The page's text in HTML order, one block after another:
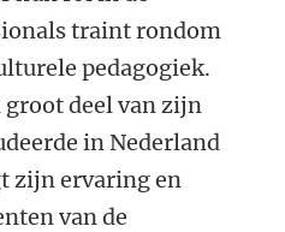
traint rondom
pedagogiek.
groot deel van zijn
in Nederland
zijn ervaring en
van de